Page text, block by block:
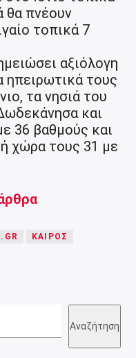
θα πνέουν
τοπικά 7
αξιόλογη
ηπειρωτικά τους
τα νησιά του
και
36 βαθμούς και
χώρα τους 31 με
ΚΑΙΡΟΣ
Αναζήτηση